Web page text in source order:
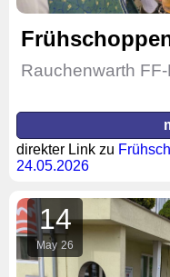
Rauchenwarth
direkter Link zu
24.05.2026
14
May 26